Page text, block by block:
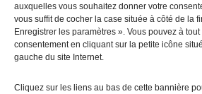
auxquelles vous souhaitez donner votre
vous suffit de cocher la case située à côté de la
Enregistrer les paramètres ». Vous pouvez à
consentement en cliquant sur la petite icône
gauche du site Internet.
Cliquez sur les liens au bas de cette bannière
même
primes et tarifs
un autre soutien